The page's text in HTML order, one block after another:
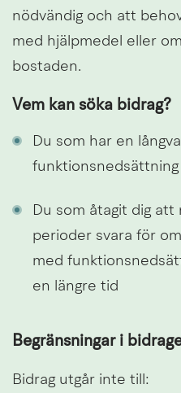
nödvändig och att
med hjälpmedel eller
bostaden.
Vem kan söka bidrag?
Du som har en
funktionsnedsättning
Du som åtagit dig
perioder svara för
med
en längre tid
Begränsningar i
Bidrag utgår inte till: